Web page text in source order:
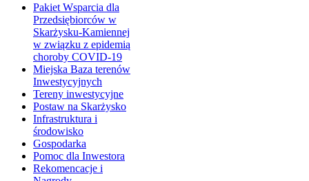
Pakiet Wsparcia dla
Przedsiębiorców w
Skarżysku-Kamiennej
w związku z epidemią
choroby COVID-19
Miejska Baza terenów
Inwestycyjnych
Tereny inwestycyjne
Postaw na Skarżysko
Infrastruktura i
środowisko
Gospodarka
Pomoc dla Inwestora
Rekomencacje i